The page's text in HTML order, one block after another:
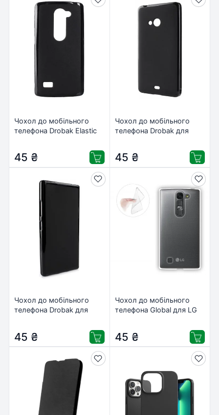
Чохол до мобільного
телефона Drobak Elastic
45 ₴
Чохол до мобільного
телефона Drobak для
(Nokia) (Black) (215627)
45 ₴
Чохол до мобільного
телефона Drobak для
(Nokia) (Black) (215644)
45 ₴
Чохол до мобільного
телефона Global для LG
(1283126467271)
45 ₴